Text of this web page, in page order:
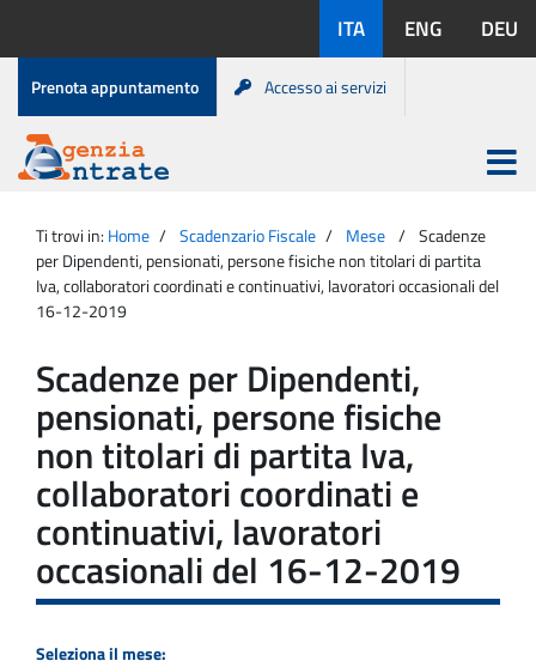
contenuto
disponibili:
ITA ENG DEU
Menu
di
servizio
Prenota appuntamento Accesso ai servizi
Agenzia
Entrate
Apri
menu
principale
Ti trovi in: Home Scadenzario Fiscale Mese
Scadenze
per Dipendenti, pensionati, persone fisiche non titolari di partita
Iva, collaboratori coordinati e continuativi, lavoratori occasionali del
16-12-2019
Scadenze per Dipendenti,
pensionati, persone fisiche
non titolari di partita Iva,
collaboratori coordinati e
continuativi, lavoratori
occasionali del 16-12-2019
Seleziona il mese: